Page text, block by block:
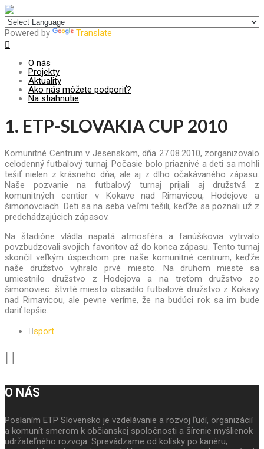
Powered by Translate
O nás
Projekty
Aktuality
Ako nás môžete podporiť?
Na stiahnutie
1. ETP-SLOVAKIA CUP 2010
Komunitné Centrum v Jesenskom, dňa 27.08.2010, zorganizovalo
celodenný futbalový turnaj.Počasie bolo priaznivé a deti sa mohli
tešiť nielen z krásneho dňa, ale aj z dlho očakávaného zápasu.
Naše pozvanie na futbalový turnaj prijali aj družstvá z
komunitných centier v Kokave nad Rimavicou, Hodejove a
šimonovciach. Deti sa na seba veľmi tešili, keďže sa poznali už z
predchádzajúcich zápasov.
Na štadióne vládla napätá atmosféra a fanúšikovia vytrvalo
povzbudzovali svojich favoritov až do konca zápasu. Tento turnaj
skončil veľkým úspechom pre naše komunitné centrum, keďže
naše družstvo vyhralo prvé miesto. Na druhom mieste sa
umiestnilo družstvo z Hodejova a na treťom družstvo zo
šimonoviec. štvrté miesto obsadilo futbalové družstvo z Kokavy
nad Rimavicou, ale pevne veríme, že na budúci rok sa im bude
dariť lepšie.
sport
O NÁS
Poslaním ETP Slovensko je vzdelávanie a rozvoj ľudí, organizácií
a komunít smerom k občianskej spoločnosti a šírenie myšlienok
udržateľného rozvoja. Sprevádzame od kolísky po kariéru,